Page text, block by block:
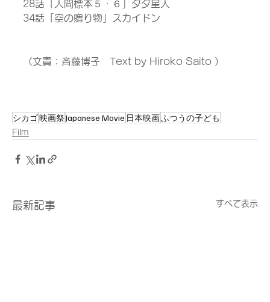
28話「人間標本５・６」ダダ星人
34話「空の贈り物」スカイドン
（文責：斉藤博子　Text by Hiroko Saito ）
シカゴ映画祭Japanese Movie 日本映画ふつうの子ども
Film
最新記事 すべて表示